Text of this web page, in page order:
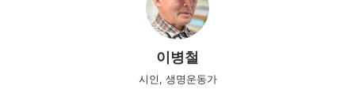
이병철
시인, 생명운동가